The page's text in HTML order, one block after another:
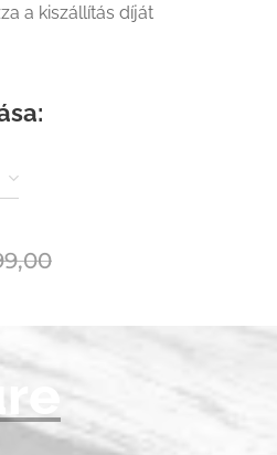
a kiszállítás díját